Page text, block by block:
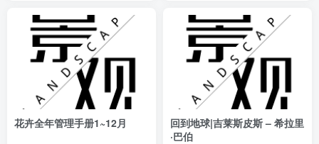
花卉全年管理手册1~12月
回到地球|吉莱斯皮斯 – 希拉里
·巴伯